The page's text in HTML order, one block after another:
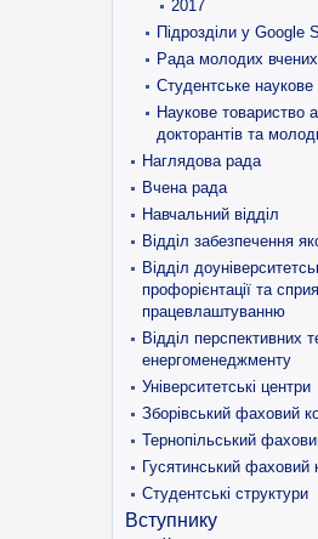
2017
Підрозділи у Google
Рада молодих вчених
Студентське наукове
Наукове товариство
докторантів та
Наглядова рада
Вчена рада
Навчальний відділ
Відділ забезпечення
Відділ
профорієнтації та
працевлаштуванню
Відділ перспективних
енергоменеджменту
Університетські центри
Зборівський фаховий
Тернопільський
Гусятинський фаховий
Студентські структури
Вступнику